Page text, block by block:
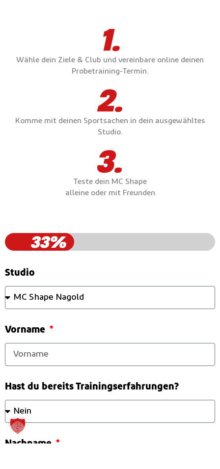
Wähle dein Ziele & Club und vereinbare online deinen
Probetraining-Termin.
Komme mit deinen Sportsachen in dein ausgewähltes
Studio.
Teste dein MC Shape
alleine oder mit Freunden
33%
Studio
Vorname
Hast du bereits Trainingserfahrungen?
Nachname